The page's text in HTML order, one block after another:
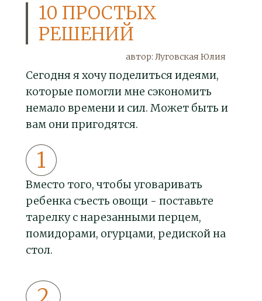
10 ПРОСТЫХ
РЕШЕНИЙ
автор: Луговская Юлия
Сегодня я хочу поделиться идеями,
которые помогли мне сэкономить
немало времени и сил. Может быть и
вам они пригодятся.
Вместо того, чтобы уговаривать
ребенка съесть овощи - поставьте
тарелку с нарезанными перцем,
помидорами, огурцами, редиской на
стол.